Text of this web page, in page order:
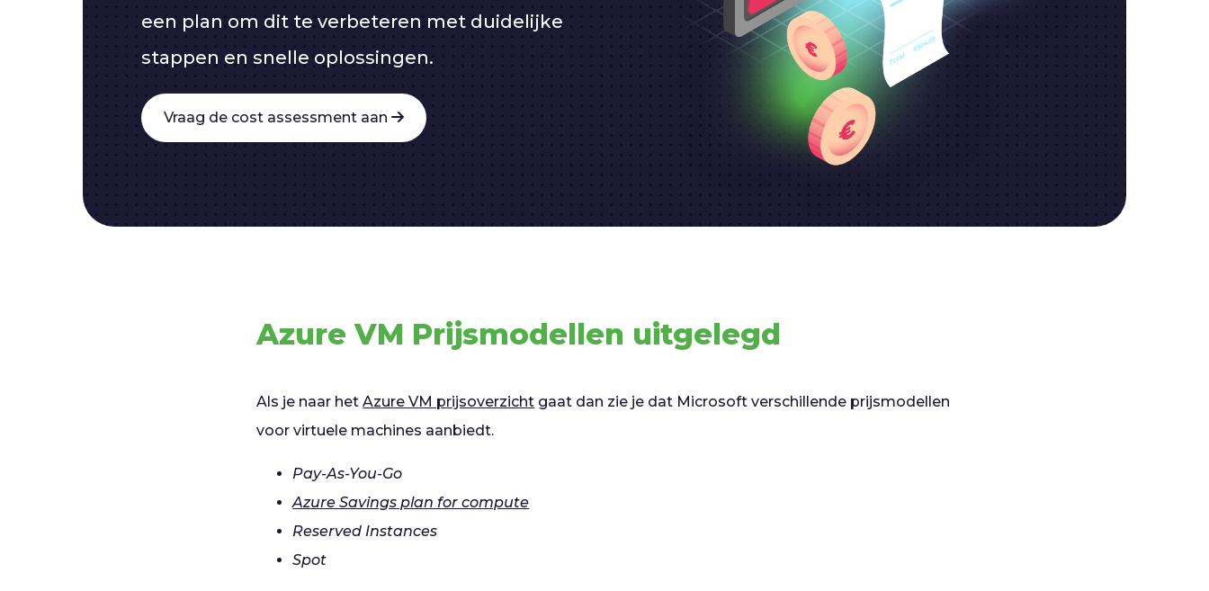
een plan om dit te verbeteren met duidelijke
stappen en snelle oplossingen.
Vraag de cost assessment aan
Azure VM Prijsmodellen uitgelegd
Als je naar hetAzure VM prijsoverzicht gaat dan zie je dat Microsoft verschillende prijsmodellen
voor virtuele machines aanbiedt.
Pay-As-You-Go
Azure Savings plan for compute
Reserved Instances
Spot